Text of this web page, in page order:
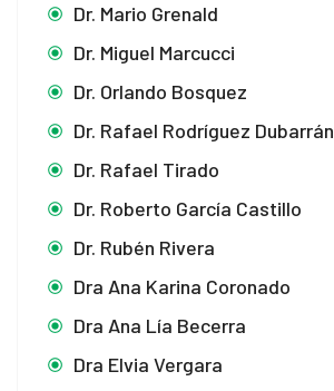
Dr. Mario Grenald
Dr. Miguel Marcucci
Dr. Orlando Bosquez
Dr. Rafael Rodríguez Dubarrán
Dr. Rafael Tirado
Dr. Roberto García Castillo
Dr. Rubén Rivera
Dra Ana Karina Coronado
Dra Ana Lía Becerra
Dra Elvia Vergara